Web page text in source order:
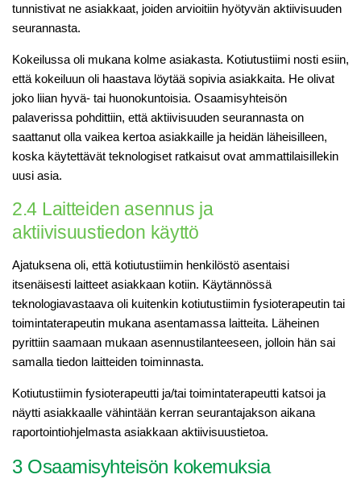
tunnistivat ne asiakkaat, joiden arvioitiin hyötyvän aktiivisuuden
seurannasta.
Kokeilussa oli mukana kolme asiakasta. Kotiutustiimi nosti esiin,
että kokeiluun oli haastava löytää sopivia asiakkaita. He olivat
joko liian hyvä- tai huonokuntoisia. Osaamisyhteisön
palaverissa pohdittiin, että aktiivisuuden seurannasta on
saattanut olla vaikea kertoa asiakkaille ja heidän läheisilleen,
koska käytettävät teknologiset ratkaisut ovat ammattilaisillekin
uusi asia.
2.4 Laitteiden asennus ja
aktiivisuustiedon käyttö
Ajatuksena oli, että kotiutustiimin henkilöstö asentaisi
itsenäisesti laitteet asiakkaan kotiin. Käytännössä
teknologiavastaava oli kuitenkin kotiutustiimin fysioterapeutin tai
toimintaterapeutin mukana asentamassa laitteita. Läheinen
pyrittiin saamaan mukaan asennustilanteeseen, jolloin hän sai
samalla tiedon laitteiden toiminnasta.
Kotiutustiimin fysioterapeutti ja/tai toimintaterapeutti katsoi ja
näytti asiakkaalle vähintään kerran seurantajakson aikana
raportointiohjelmasta asiakkaan aktiivisuustietoa.
3 Osaamisyhteisön kokemuksia